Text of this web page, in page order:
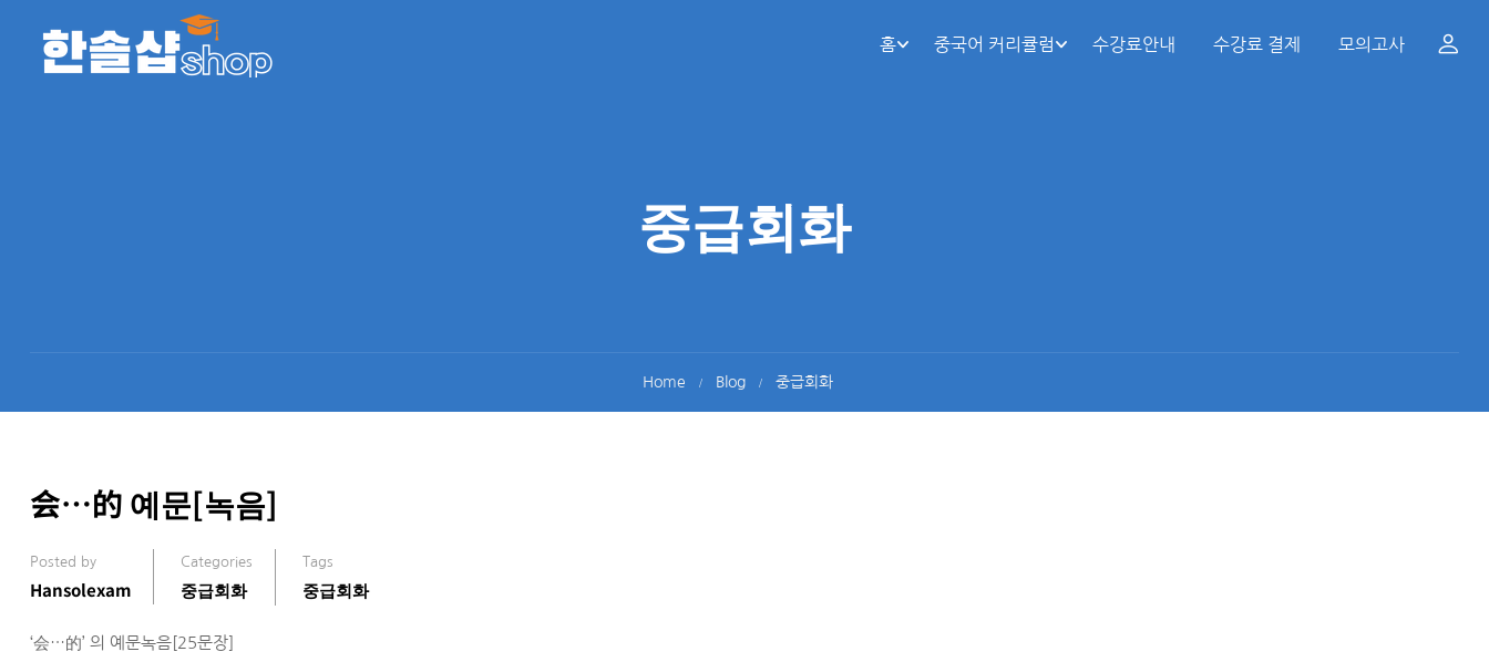
홈 중국어 커리큘럼 수강료안내 수강료 결제 모의고사
중급회화
Home Blog 중급회화
会…的 예문[녹음]
Posted by
Hansolexam
Categories
중급회화
Tags
중급회화
‘会…的’ 의 예문녹음[25문장]